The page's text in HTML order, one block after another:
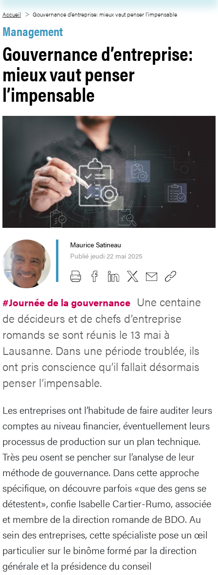
Saut au contenu principal
Abonnement papier
Gouvernance d’entreprise: mieux vaut
Accueil Gouvernance d’entreprise: mieux vaut penser l’impensable
Management
Gouvernance d’entreprise:
mieux vaut penser
l’impensable
Maurice Satineau
#Journée de la gouvernance Une centaine
de décideurs et de chefs d’entreprise
romands se sont réunis le 13 mai à
Lausanne. Dans une période troublée, ils
penser l’impensable.
Les entreprises ont l’habitude de faire auditer leurs
comptes au niveau financier, éventuellement leurs
processus de production sur un plan technique.
Très peu osent se pencher sur l’analyse de leur
méthode de gouvernance. Dans cette approche
spécifique, on découvre parfois «que des gens se
détestent», confie Isabelle Cartier-Rumo, associée
et membre de la direction romande de BDO. Au
sein des entreprises, cette spécialiste pose un œil